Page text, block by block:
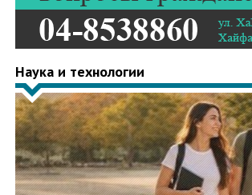
Наука и технологии